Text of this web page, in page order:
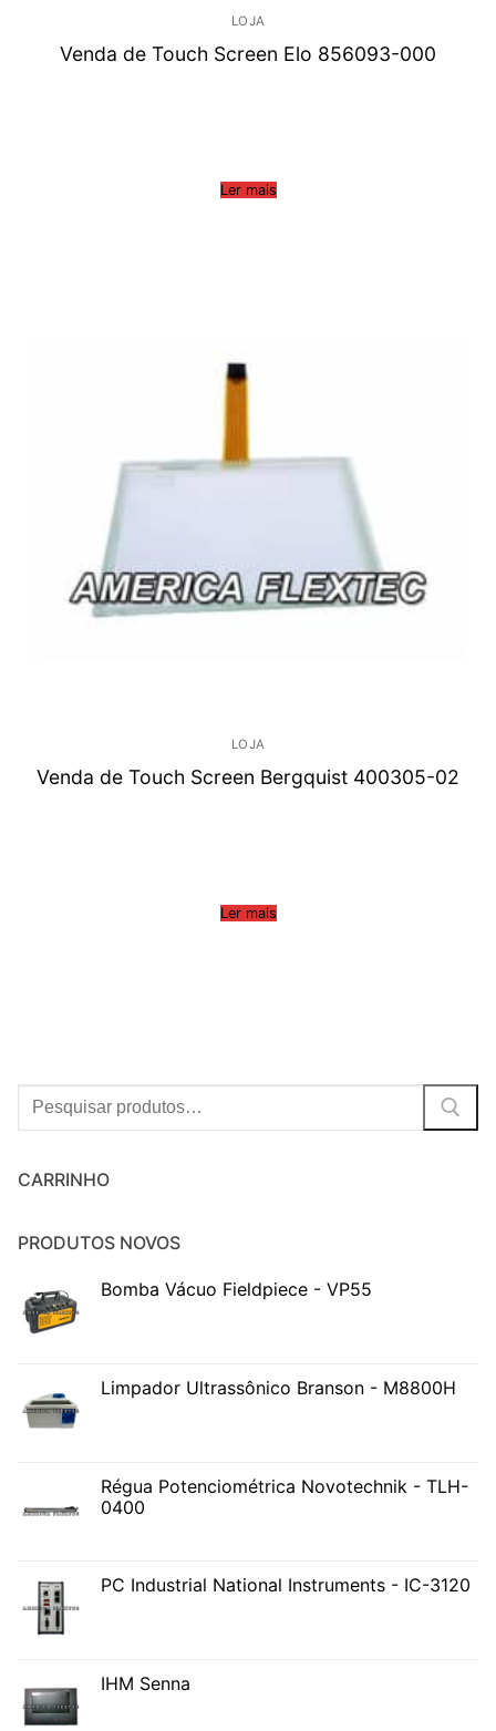
LOJA
Venda de Touch Screen Elo 856093-000
Ler mais
LOJA
Venda de Touch Screen Bergquist 400305-02
Ler mais
Procurar:
CARRINHO
PRODUTOS NOVOS
Bomba Vácuo Fieldpiece - VP55
Limpador Ultrassônico Branson - M8800H
Régua Potenciométrica Novotechnik - TLH-
0400
PC Industrial National Instruments - IC-3120
IHM Senna